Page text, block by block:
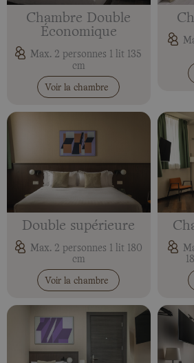
Chambre Double
Économique
Max. 2 personnes 1 lit 135
cm
Voir la chambre
Double supérieure
Max. 2 personnes 1 lit 180
cm
Voir la chambre